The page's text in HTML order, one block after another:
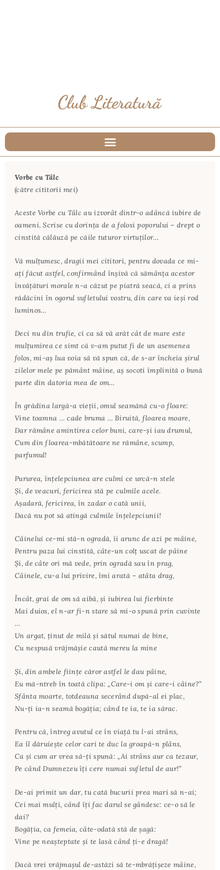
Vorbe cu Tâlc
(către cititorii mei)
Aceste Vorbe cu Tâlc au izvorât dintr-o adâncă iubire de
oameni. Scrise cu dorinţa de a folosi poporului – drept o
cinstită călăuză pe căile tuturor virtuţilor…
Vă mulţumesc, dragii mei cititori, pentru dovada ce mi-
aţi făcut astfel, confirmând înşivă că sămânţa acestor
învăţături morale n-a căzut pe piatră seacă, ci a prins
rădăcini în ogorul sufletului vostru, din care va ieşi rod
luminos…
Deci nu din trufie, ci ca să vă arăt cât de mare este
mulţumirea ce simt că v-am putut fi de un asemenea
folos, mi-aş lua voia să vă spun că, de s-ar încheia şirul
zilelor mele pe pământ mâine, aş socoti împlinită o bună
parte din datoria mea de om…
În grădina largă-a vieţii, omul seamănă cu-o floare:
Vine toamna … cade bruma … Biruită, floarea moare,
Dar rămâne amintirea celor buni, care-şi iau drumul,
Cum din floarea-mbătătoare ne rămâne, scump,
parfumul!
Pururea, înţelepciunea are culmi ce urcă-n stele
Şi, de veacuri, fericirea stă pe culmile acele.
Aşadară, fericirea, în zadar o cată unii,
Dacă nu pot să atingă culmile înţelepciunii!
Câinelui ce-mi stă-n ogradă, îi arunc de azi pe mâine,
Pentru paza lui cinstită, câte-un colţ uscat de pâine
Şi, de câte ori mă vede, prin ogradă sau în prag,
Câinele, cu-a lui privire, îmi arată – atâta drag,
Încât, grai de om să aibă, şi iubirea lui fierbinte
Mai duios, el n-ar fi-n stare să mi-o spună prin cuvinte
…
Un argat, ţinut de milă şi sătul numai de bine,
Cu nespusă vrăjmăşie caută mereu la mine
Şi, din ambele fiinţe căror astfel le dau pâine,
Eu mă-ntreb în toată clipa: „Care-i om şi care-i câine?”
Sfânta moarte, totdeauna secerând după-al ei plac,
Nu-ţi ia-n seamă bogăţia; când te ia, te ia sărac.
Pentru că, întreg avutul ce în viaţă tu l-ai strâns,
Ea îl dăruieşte celor cari te duc la groapă-n plâns,
Ca şi cum ar vrea să-ţi spună: „Ai strâns aur ca tezaur,
Pe când Dumnezeu îţi cere numai sufletul de aur!”
De-ai primit un dar, tu cată bucurii prea mari să n-ai;
Cei mai mulţi, când îţi fac darul se gândesc: ce-o să le
dai?
Bogăţia, ca femeia, câte-odată stă de şagă:
Vine pe neaşteptate şi te lasă când ţi-e dragă!
Dacă vrei vrăjmaşul de-astăzi să te-mbrăţişeze mâine,